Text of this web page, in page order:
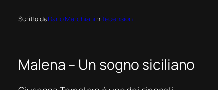
Scritto daDario MarchianiinRecensioni
Malena – Un sogno siciliano